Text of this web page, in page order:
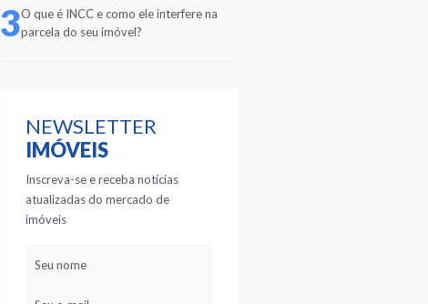
3O que é INCC e como ele interfere na
parcela do seu imóvel?
NEWSLETTER
IMÓVEIS
Inscreva-se e receba notícias
atualizadas do mercado de
imóveis